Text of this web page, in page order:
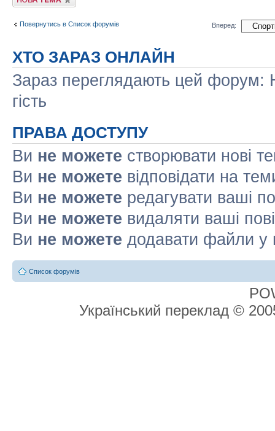
Повернутись в Список форумів Вперед:
ХТО ЗАРАЗ ОНЛАЙН
Зараз переглядають цей форум:
гість
ПРАВА ДОСТУПУ
Ви не можете створювати нові
Ви не можете відповідати на
Ви не можете редагувати ваші
Ви не можете видаляти ваші
Ви не можете додавати файли у
Список форумів
Український переклад ©